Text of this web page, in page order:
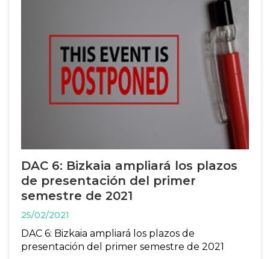
DAC 6: Bizkaia ampliará los plazos
de presentación del primer
semestre de 2021
25/02/2021
DAC 6: Bizkaia ampliará los plazos de
presentación del primer semestre de 2021